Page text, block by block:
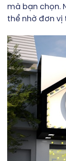
mà bạn chọn.
thể nhờ đơn vị